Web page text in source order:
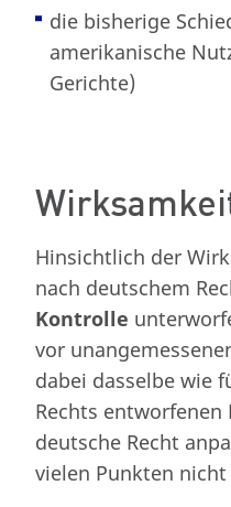
die bisherige
amerikanische
Gerichte)
Hinsichtlich der
nach deutschem
Kontrolle
vor
dabei dasselbe wie
Rechts
deutsche Recht
vielen Punkten